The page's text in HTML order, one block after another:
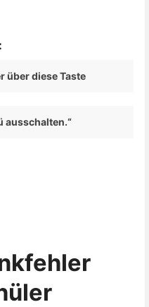
über diese Taste
ausschalten.“